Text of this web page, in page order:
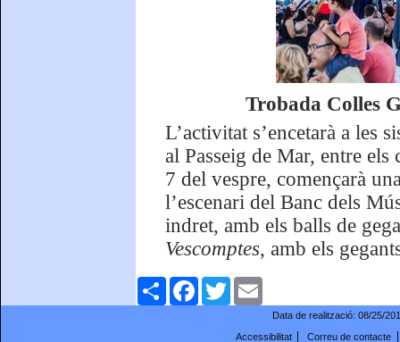
Trobada Colles
L’activitat s’encetarà a les
al Passeig de Mar, entre
7 del vespre, començarà
l’escenari del Banc dels
indret, amb els balls de
Vescomptes, amb els
ComparteixFacebookTwitter
Data de realització: 08/25/
Accessibilitat
Correu de contacte